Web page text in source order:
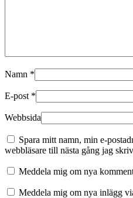
Namn *
E-post *
Webbsida
Spara mitt namn, min e-
webbläsare till nästa gång jag
Meddela mig om nya
Meddela mig om nya inlägg